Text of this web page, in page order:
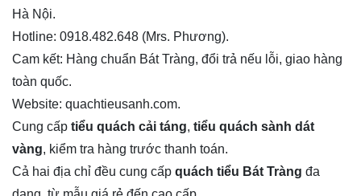
Hà Nội.
Hotline: 0918.482.648 (Mrs. Phương).
Cam kết: Hàng chuẩn Bát Tràng, đổi trả nếu lỗi, giao hàng
toàn quốc.
Website: quachtieusanh.com.
Cung cấp tiểu quách cải táng, tiểu quách sành dát
vàng, kiểm tra hàng trước thanh toán.
Cả hai địa chỉ đều cung cấp quách tiểu Bát Tràng đa